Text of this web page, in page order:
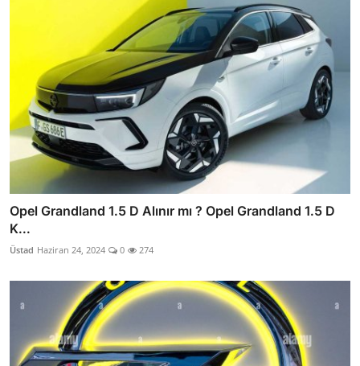
Opel Grandland 1.5 D Alınır mı ? Opel Grandland 1.5 D
K...
Üstad Haziran 24, 2024 0 274